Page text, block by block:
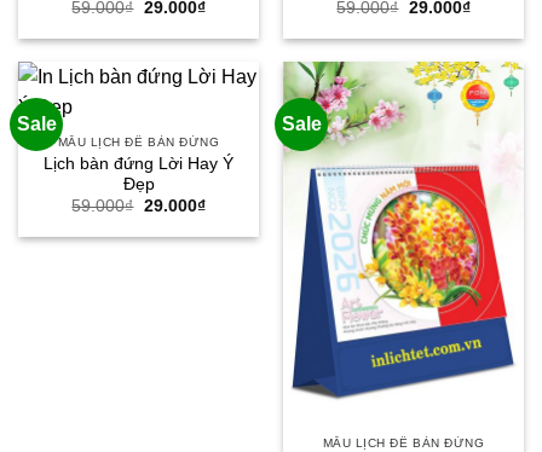
59.000₫ Giá
là:
29.000₫Giá
tại
29.000₫.
59.000₫ Giá
là:
29.000₫Giá
tại
29.000₫.
Sale
MẪU LỊCH ĐỂ BÀN ĐỨNG
Lịch bàn đứng Lời Hay Ý
Đẹp
59.000₫ Giá
là:
29.000₫Giá
tại
Sale
MẪU LỊCH ĐỂ BÀN ĐỨNG